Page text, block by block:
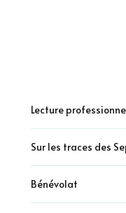
Lecture
Sur les traces des
Bénévolat